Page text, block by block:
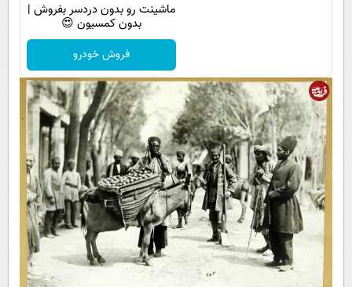
ماشینت رو بدون دردسر بفروش |
بدون کمسیون 😍
فروش خودرو